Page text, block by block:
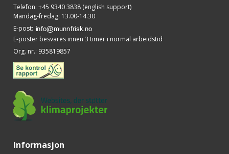
Telefon: +45 9340 3838 (english support)
Mandag-fredag: 13.00-14.30
E-post:
E-poster besvares innen 3 timer i normal arbeidstid
Org. nr.: 935819857
Informasjon